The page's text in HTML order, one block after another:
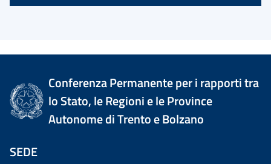
Conferenza Permanente per i rapporti tra
lo Stato, le Regioni e le Province
Autonome di Trento e Bolzano
SEDE